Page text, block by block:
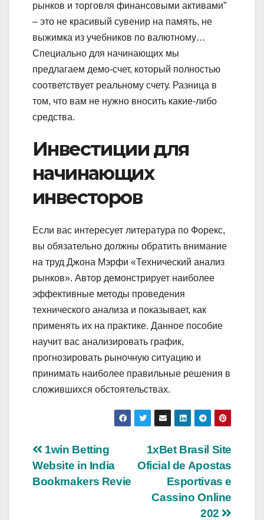
рынков и торговля финансовыми активами”
– это не красивый сувенир на память, не
выжимка из учебников по валютному…
Специально для начинающих мы
предлагаем демо-счет, который полностью
соответствует реальному счету. Разница в
том, что вам не нужно вносить какие-либо
средства.
Инвестиции для
начинающих
инвесторов
Если вас интересует литература по Форекс,
вы обязательно должны обратить внимание
на труд Джона Мэрфи «Технический анализ
рынков». Автор демонстрирует наиболее
эффективные методы проведения
технического анализа и показывает, как
применять их на практике. Данное пособие
научит вас анализировать график,
прогнозировать рыночную ситуацию и
принимать наиболее правильные решения в
сложившихся обстоятельствах.
Navigasi
pos
1xBet Brasil Site
Oficial de Apostas
Esportivas e
Cassino Online
202
1win Betting
Website in India
Bookmakers Revie